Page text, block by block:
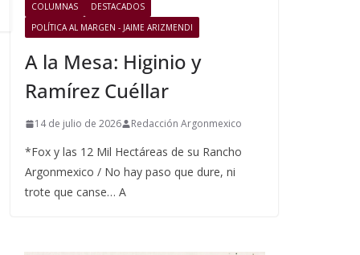
COLUMNAS
DESTACADOS
POLÍTICA AL MARGEN - JAIME ARIZMENDI
A la Mesa: Higinio y
Ramírez Cuéllar
14 de julio de 2026 Redacción Argonmexico
*Fox y las 12 Mil Hectáreas de su Rancho
Argonmexico / No hay paso que dure, ni
trote que canse… A